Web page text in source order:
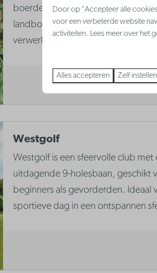
boerderijleven. Hier kunnen ze
landbouwproducten ontdekken en
verwerken.
Westgolf
Westgolf is een sfeervolle club met
uitdagende 9-holesbaan, geschikt
beginners als gevorderden. Ideaal
sportieve dag in een ontspannen
Door op "Accepteer alle
voor een verbeterde website
activiteiten. Lees meer over het
Alles accepteren Zelf instellen